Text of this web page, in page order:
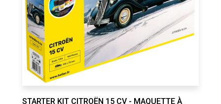
STARTER KIT CITROËN 15 CV - MAQUETTE À